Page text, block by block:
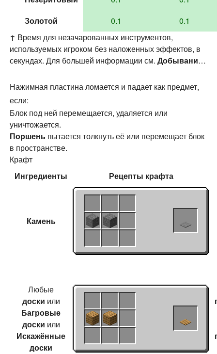
Золотой
0.1
0.1
↑ Время для незачарованных инструментов,
используемых игроком без наложенных эффектов, в
секундах. Для большей информации см. Добывание
Нажимная пластина ломается и падает как предмет,
если:
Блок под ней перемещается, удаляется или
уничтожается.
Поршень пытается толкнуть её или перемещает блок
в пространстве.
Крафт
Ингредиенты
Рецепты крафта
Камень
Любые
доски или
Багровые
доски или
Искажённые
доски